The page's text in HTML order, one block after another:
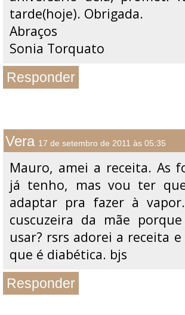
tarde(hoje). Obrigada.
Abraços
Sonia Torquato
Responder
Vera 17 de setembro de 2011 às 05:35
Mauro, amei a receita. As
já tenho, mas vou ter
adaptar pra fazer à
cuscuzeira da mãe
usar? rsrs adorei a receita
que é diabética. bjs
Responder